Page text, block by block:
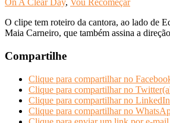
On A Clear Day, Vou Recomeçar
O clipe tem roteiro da cantora, ao lado de
Maia Carneiro, que também assina a
Compartilhe
Clique para compartilhar no
Clique para compartilhar no
Clique para compartilhar no
Clique para compartilhar no